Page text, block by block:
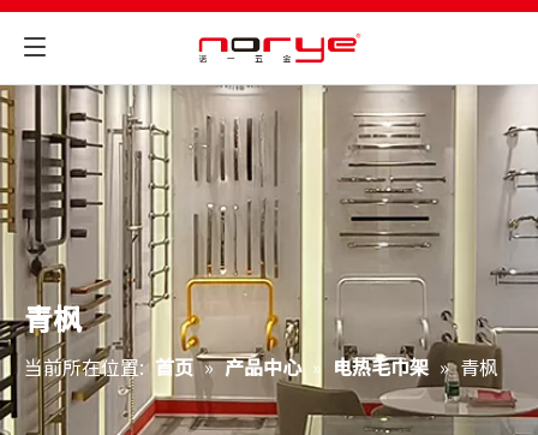
青枫
当前所在位置: 首页 » 产品中心 » 电热毛巾架 » 青枫